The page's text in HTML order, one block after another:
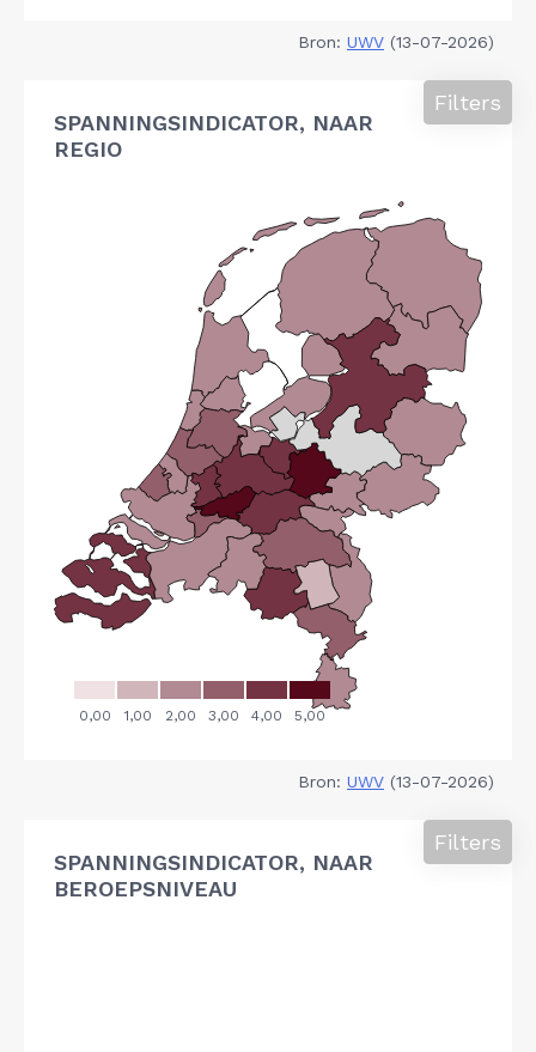
Bron: UWV (13-07-2026)
SPANNINGSINDICATOR, NAAR
REGIO
Filters
Bron: UWV (13-07-2026)
SPANNINGSINDICATOR, NAAR
BEROEPSNIVEAU
Filters